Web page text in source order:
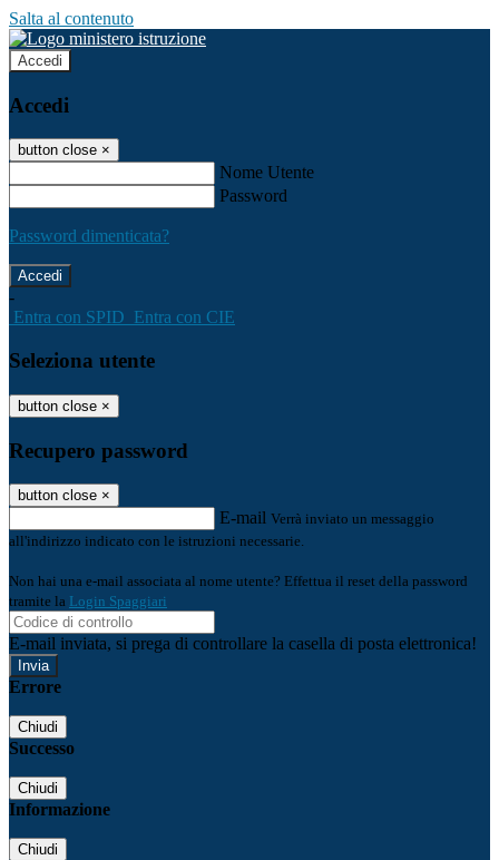
Salta al contenuto
Accedi
Accedi
button close ×
Nome Utente
Password
Password dimenticata?
-
Entra con SPID Entra con CIE
Seleziona utente
button close ×
Recupero password
button close ×
E-mail Verrà inviato un messaggio
all'indirizzo indicato con le istruzioni necessarie.
Non hai una e-mail associata al nome utente? Effettua il reset della password
tramite la Login Spaggiari
E-mail inviata, si prega di controllare la casella di posta elettronica!
Errore
Chiudi
Successo
Chiudi
Informazione
Chiudi